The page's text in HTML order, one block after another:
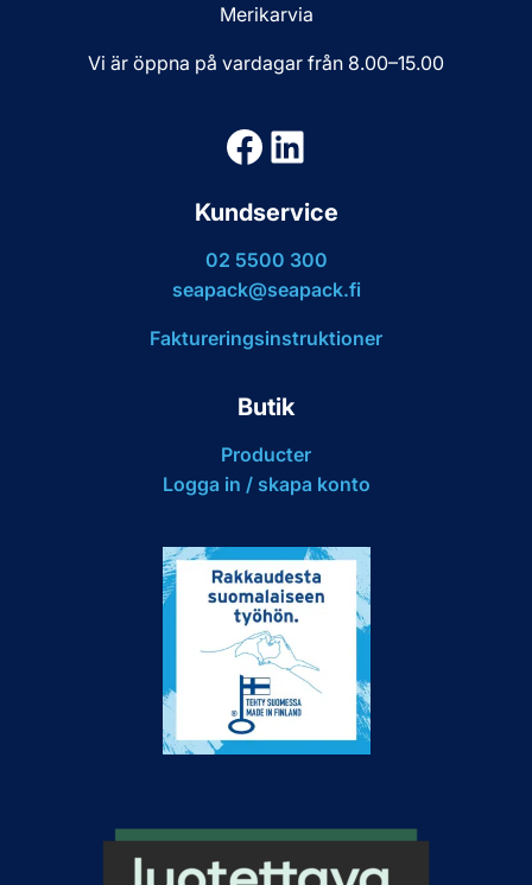
Merikarvia
Vi är öppna på vardagar från 8.00–15.00
Facebook
LinkedIn
Kundservice
02 5500 300
seapack@seapack.fi
Faktureringsinstruktioner
Butik
Producter
Logga in / skapa konto